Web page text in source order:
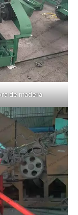
de madera